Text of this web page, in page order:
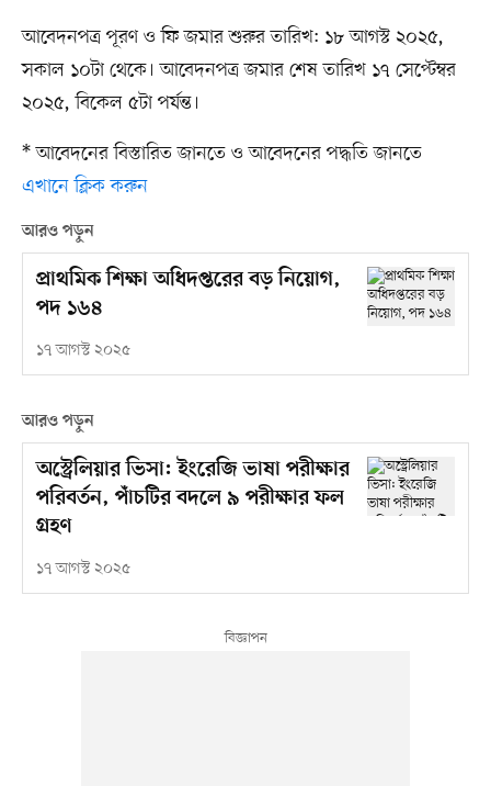
আবেদনপত্র পূরণ ও ফি জমার শুরুর তারিখ: ১৮ আগস্ট ২০২৫,
সকাল ১০টা থেকে। আবেদনপত্র জমার শেষ তারিখ ১৭ সেপ্টেম্বর
২০২৫, বিকেল ৫টা পর্যন্ত।
* আবেদনের বিস্তারিত জানতে ও আবেদনের পদ্ধতি জানতে
এখানে ক্লিক করুন
আরও পড়ুন
প্রাথমিক শিক্ষা অধিদপ্তরের বড় নিয়োগ,
পদ ১৬৪
১৭ আগস্ট ২০২৫
আরও পড়ুন
অস্ট্রেলিয়ার ভিসা: ইংরেজি ভাষা পরীক্ষার
পরিবর্তন, পাঁচটির বদলে ৯ পরীক্ষার ফল
গ্রহণ
১৭ আগস্ট ২০২৫